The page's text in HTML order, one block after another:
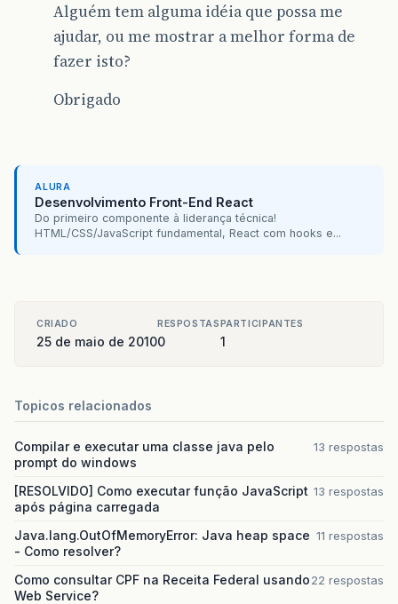
Alguém tem alguma idéia que possa me
ajudar, ou me mostrar a melhor forma de
fazer isto?
Obrigado
ALURA
Desenvolvimento Front-End React
Do primeiro componente à liderança técnica!
HTML/CSS/JavaScript fundamental, React com hooks e...
CRIADO
25 de maio de 2010
RESPOSTAS
0
PARTICIPANTES
1
Topicos relacionados
Compilar e executar uma classe java pelo
prompt do windows
13 respostas
[RESOLVIDO] Como executar função JavaScript
após página carregada
13 respostas
Java.lang.OutOfMemoryError: Java heap space
- Como resolver?
11 respostas
Como consultar CPF na Receita Federal usando
Web Service?
22 respostas